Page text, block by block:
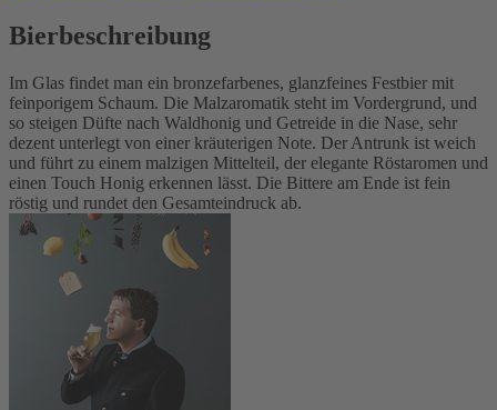
Bierbeschreibung
Im Glas findet man ein bronzefarbenes, glanzfeines Festbier mit
feinporigem Schaum. Die Malzaromatik steht im Vordergrund, und
so steigen Düfte nach Waldhonig und Getreide in die Nase, sehr
dezent unterlegt von einer kräuterigen Note. Der Antrunk ist weich
und führt zu einem malzigen Mittelteil, der elegante Röstaromen und
einen Touch Honig erkennen lässt. Die Bittere am Ende ist fein
röstig und rundet den Gesamteindruck ab.